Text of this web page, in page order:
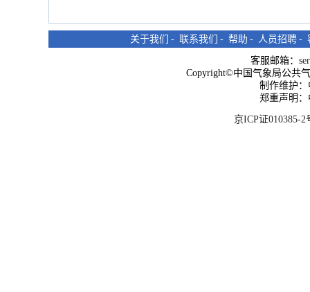
关于我们 - 联系我们 - 帮助 - 人员招聘 -
客服邮箱：
Copyright©中国气象局公共
制作维护
郑重声明
京ICP证010385-2